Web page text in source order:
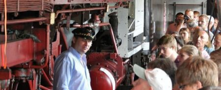
Zum Hauptinhalt springen
Erklärung zur Barrierefreiheit anzeigen